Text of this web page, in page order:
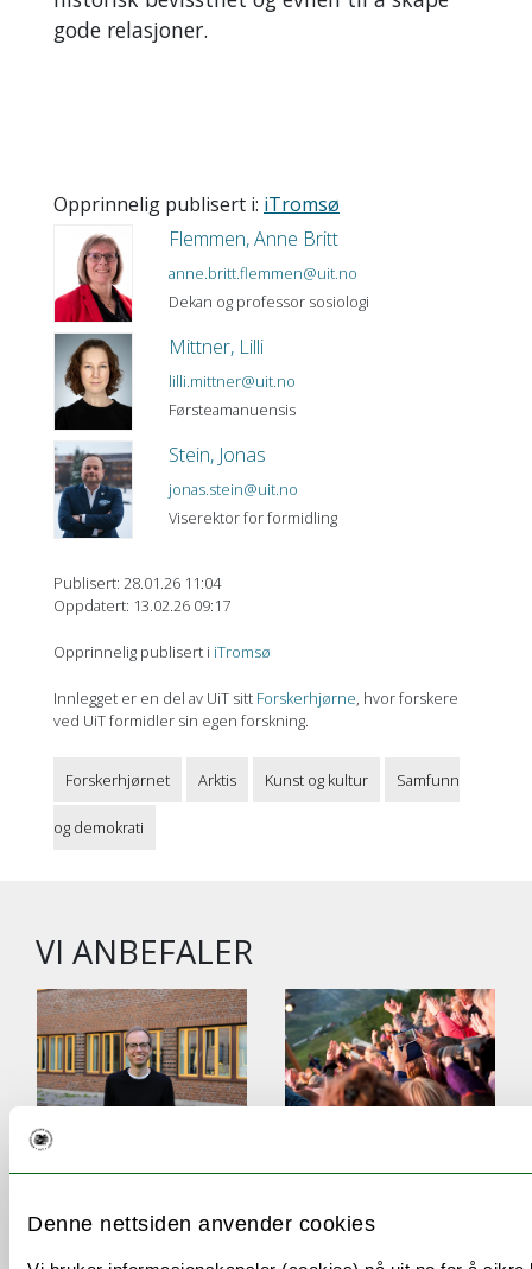
Denne nettsiden anvender cookies
gode relasjoner.
Opprinnelig publisert i: iTromsø
Flemmen, Anne Britt
anne.britt.flemmen@uit.no
Dekan og professor sosiologi
Mittner, Lilli
lilli.mittner@uit.no
Førsteamanuensis
Stein, Jonas
jonas.stein@uit.no
Viserektor for formidling
Publisert: 28.01.26 11:04
Oppdatert: 13.02.26 09:17
Opprinnelig publisert i iTromsø
Innlegget er en del av UiT sitt Forskerhjørne, hvor forskere
ved UiT formidler sin egen forskning.
Forskerhjørnet Arktis Kunst og kultur Samfunn
og demokrati
VI ANBEFALER
andre forskeres
UiT-forskning på